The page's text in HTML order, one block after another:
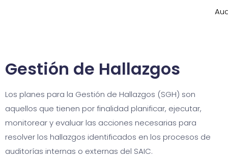
Gestión de Hallazgos
Los planes para la Gestión de Hallazgos (SGH) son
aquellos que tienen por finalidad planificar, ejecutar,
monitorear y evaluar las acciones necesarias para
resolver los hallazgos identificados en los procesos de
auditorías internas o externas del SAIC.